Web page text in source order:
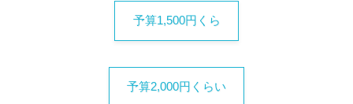
予算1,500円くら
予算2,000円くらい